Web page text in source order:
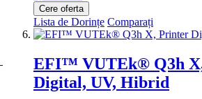
Cere oferta
Lista de Dorințe Comparați
EFI™ VUTEk® Q3h
Digital, UV, Hibrid